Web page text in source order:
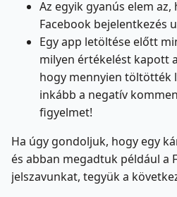
Az egyik gyanús elem az,
Facebook bejelentkezés
Egy app letöltése előtt
milyen értékelést kapott
hogy mennyien töltötték
inkább a negatív
figyelmet!
Ha úgy gondoljuk, hogy egy
és abban megadtuk például a
jelszavunkat, tegyük a